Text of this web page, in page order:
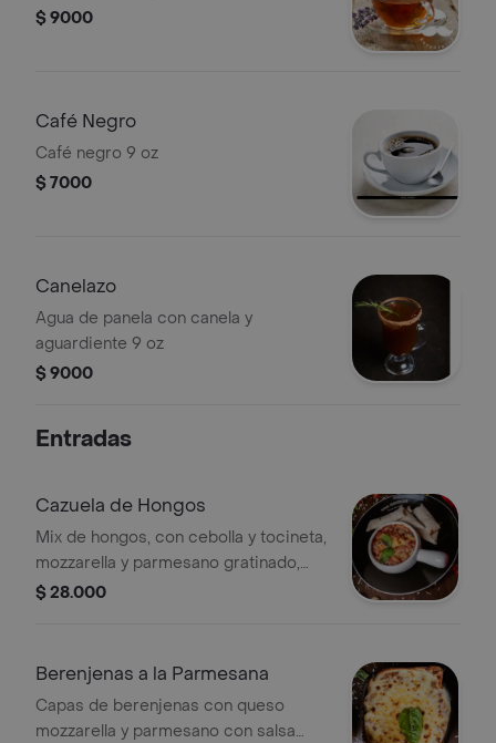
$ 9000
Café Negro
Café negro 9 oz
$ 7000
Canelazo
Agua de panela con canela y
aguardiente 9 oz
$ 9000
Entradas
Cazuela de Hongos
Mix de hongos, con cebolla y tocineta,
mozzarella y parmesano gratinado,
acompañado de pan de la casa
$ 28.000
Berenjenas a la Parmesana
Capas de berenjenas con queso
mozzarella y parmesano con salsa